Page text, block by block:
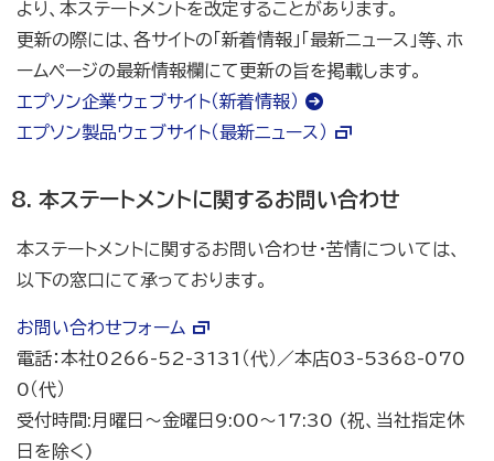
より、本ステートメントを改定することがあります。
更新の際には、各サイトの「新着情報」「最新ニュース」等、ホ
ームページの最新情報欄にて更新の旨を掲載します。
エプソン企業ウェブサイト（新着情報）
エプソン製品ウェブサイト（最新ニュース）
本ステートメントに関するお問い合わせ
本ステートメントに関するお問い合わせ・苦情については、
以下の窓口にて承っております。
お問い合わせフォーム
電話：本社0266-52-3131（代）／本店03-5368-070
0（代）
受付時間:月曜日～金曜日9:00～17:30 (祝、当社指定休
日を除く)